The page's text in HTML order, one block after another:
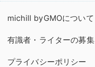
michill byGMOについて
有識者・ライターの募集
プライバシーポリシー